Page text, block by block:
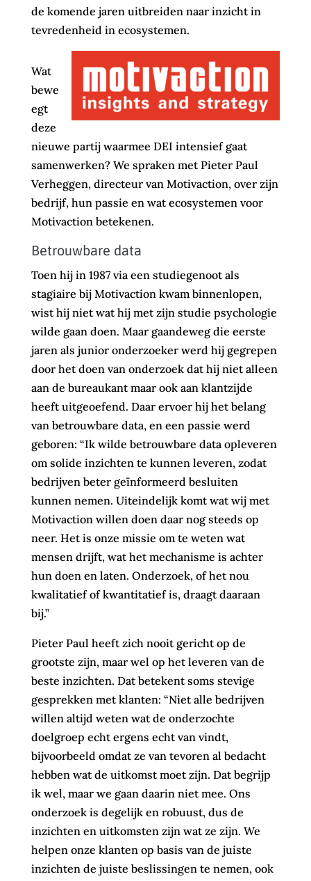
de komende jaren uitbreiden naar inzicht in
tevredenheid in ecosystemen.
Wat
bewe
egt
deze
nieuwe partij waarmee DEI intensief gaat
samenwerken? We spraken met Pieter Paul
Verheggen, directeur van Motivaction, over zijn
bedrijf, hun passie en wat ecosystemen voor
Motivaction betekenen.
Betrouwbare data
Toen hij in 1987 via een studiegenoot als
stagiaire bij Motivaction kwam binnenlopen,
wist hij niet wat hij met zijn studie psychologie
wilde gaan doen. Maar gaandeweg die eerste
jaren als junior onderzoeker werd hij gegrepen
door het doen van onderzoek dat hij niet alleen
aan de bureaukant maar ook aan klantzijde
heeft uitgeoefend. Daar ervoer hij het belang
van betrouwbare data, en een passie werd
geboren: “Ik wilde betrouwbare data opleveren
om solide inzichten te kunnen leveren, zodat
bedrijven beter geïnformeerd besluiten
kunnen nemen. Uiteindelijk komt wat wij met
Motivaction willen doen daar nog steeds op
neer. Het is onze missie om te weten wat
mensen drijft, wat het mechanisme is achter
hun doen en laten. Onderzoek, of het nou
kwalitatief of kwantitatief is, draagt daaraan
bij.”
Pieter Paul heeft zich nooit gericht op de
grootste zijn, maar wel op het leveren van de
beste inzichten. Dat betekent soms stevige
gesprekken met klanten: “Niet alle bedrijven
willen altijd weten wat de onderzochte
doelgroep echt ergens echt van vindt,
bijvoorbeeld omdat ze van tevoren al bedacht
hebben wat de uitkomst moet zijn. Dat begrijp
ik wel, maar we gaan daarin niet mee. Ons
onderzoek is degelijk en robuust, dus de
inzichten en uitkomsten zijn wat ze zijn. We
helpen onze klanten op basis van de juiste
inzichten de juiste beslissingen te nemen, ook